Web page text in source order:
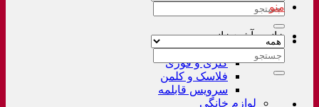
جستجو
خانه و آشپزخانه
لوازم خانگی غیر برقی
کتری و قوری
فلاسک و کلمن
سرویس قابلمه
لوازم خانگی
منو
جستجو